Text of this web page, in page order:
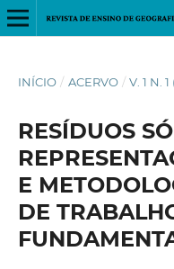
INÍCIO / ACERVO / V. 1 N.
RESÍDUOS
E
DE